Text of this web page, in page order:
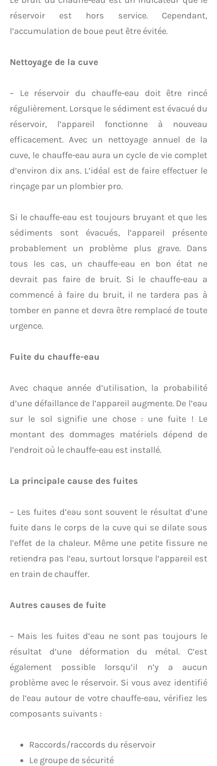
réservoir est hors service. Cependant,
l’accumulation de boue peut être évitée.
Nettoyage de la cuve
– Le réservoir du chauffe-eau doit être rincé
régulièrement. Lorsque le sédiment est évacué du
réservoir, l’appareil fonctionne à nouveau
efficacement. Avec un nettoyage annuel de la
cuve, le chauffe-eau aura un cycle de vie complet
d’environ dix ans. L’idéal est de faire effectuer le
rinçage par un plombier pro.
Si le chauffe-eau est toujours bruyant et que les
sédiments sont évacués, l’appareil présente
probablement un problème plus grave. Dans
tous les cas, un chauffe-eau en bon état ne
devrait pas faire de bruit. Si le chauffe-eau a
commencé à faire du bruit, il ne tardera pas à
tomber en panne et devra être remplacé de toute
urgence.
Fuite du chauffe-eau
Avec chaque année d’utilisation, la probabilité
d’une défaillance de l’appareil augmente. De l’eau
sur le sol signifie une chose : une fuite ! Le
montant des dommages matériels dépend de
l’endroit où le chauffe-eau est installé.
La principale cause des fuites
– Les fuites d’eau sont souvent le résultat d’une
fuite dans le corps de la cuve qui se dilate sous
l’effet de la chaleur. Même une petite fissure ne
retiendra pas l’eau, surtout lorsque l’appareil est
en train de chauffer.
Autres causes de fuite
– Mais les fuites d’eau ne sont pas toujours le
résultat d’une déformation du métal. C’est
également possible lorsqu’il n’y a aucun
problème avec le réservoir. Si vous avez identifié
de l’eau autour de votre chauffe-eau, vérifiez les
composants suivants :
Raccords/raccords du réservoir
Le groupe de sécurité